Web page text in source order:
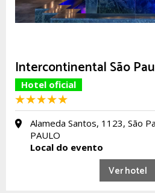
Intercontinental São
Hotel oficial
Alameda Santos, 1123, São
PAULO
Local do evento
Ver hotel